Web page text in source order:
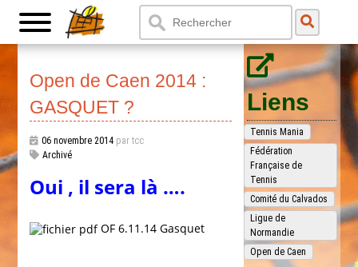
Open de Caen 2014 :
GASQUET ?
06 novembre 2014 par tcc
Archivé
Oui , il sera là ….
OF 6.11.14 Gasquet
Liens
Tennis Mania
Fédération
Française de
Tennis
Comité du Calvados
Ligue de
Normandie
Open de Caen